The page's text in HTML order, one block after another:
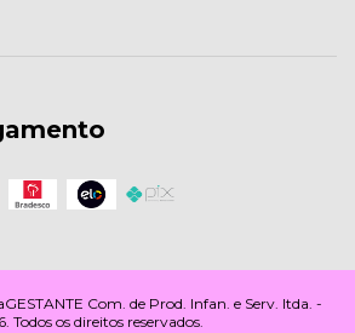
Com. de Prod. Infan. e Serv. ltda. -
os direitos reservados.